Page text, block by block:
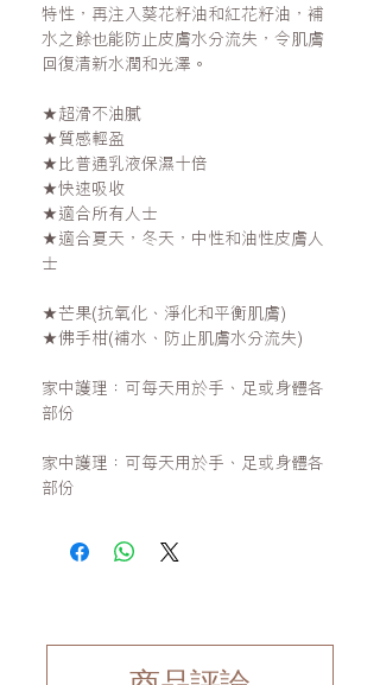
特性，再注入葵花籽油和紅花籽油，補
水之餘也能防止皮膚水分流失，令肌膚
回復清新水潤和光澤。
★超滑不油膩
★質感輕盈
★ 比普通乳液保濕十倍
★快速吸收
★適合所有人士
★適合夏天，冬天，中性和油性皮膚人
士
★芒果(抗氧化、 淨化和平衡 肌膚)
★佛手柑(補水、 防止 肌 膚水分流失)
家中護理：可每天用於手、足或身體各
部份
家中護理：可每天用於手、足或身體各
部份